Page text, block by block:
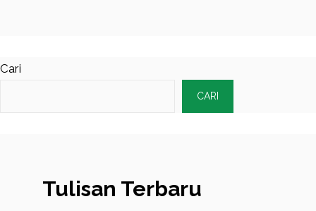
Cari
CARI
Tulisan Terbaru